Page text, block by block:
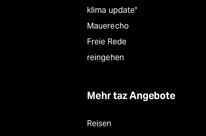
klima update°
Mauerecho
Freie Rede
reingehen
Mehr taz Angebote
Reisen